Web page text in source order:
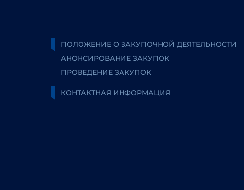
ПОЛОЖЕНИЕ О ЗАКУПОЧНОЙ ДЕЯТЕЛЬНОСТИ
АНОНСИРОВАНИЕ ЗАКУПОК
ПРОВЕДЕНИЕ ЗАКУПОК
КОНТАКТНАЯ ИНФОРМАЦИЯ